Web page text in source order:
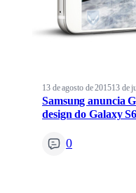
13 de agosto de 201513 de
Samsung anuncia
design do Galaxy S6
0